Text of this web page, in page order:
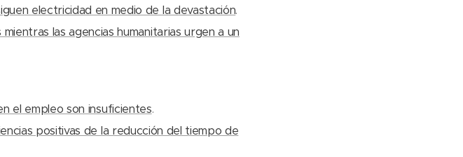
electricidad en medio de la devastación.
las agencias humanitarias urgen a un
el empleo son insuficientes.
positivas de la reducción del tiempo de